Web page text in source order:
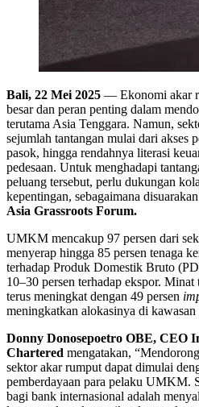
Bali, 22 Mei 2025 — Ekonomi akar
besar dan peran penting dalam
terutama Asia Tenggara. Namun,
sejumlah tantangan mulai dari akses
pasok, hingga rendahnya literasi
pedesaan. Untuk menghadapi
peluang tersebut, perlu dukungan
kepentingan, sebagaimana
Asia Grassroots Forum.
UMKM mencakup 97 persen dari
menyerap hingga 85 persen tenaga
terhadap Produk Domestik Bruto
10–30 persen terhadap ekspor.
terus meningkat dengan 49 persen
meningkatkan alokasinya di
Donny Donosepoetro OBE, CEO
Chartered mengatakan,
sektor akar rumput dapat dimulai
pemberdayaan para pelaku UMKM.
bagi bank internasional adalah